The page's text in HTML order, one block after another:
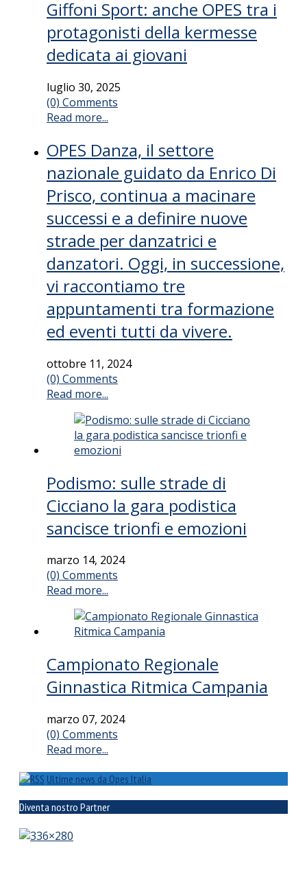
Giffoni Sport: anche OPES tra i
protagonisti della kermesse
dedicata ai giovani
luglio 30, 2025
(0) Comments
Read more...
OPES Danza, il settore
nazionale guidato da Enrico Di
Prisco, continua a macinare
successi e a definire nuove
strade per danzatrici e
danzatori. Oggi, in successione,
vi raccontiamo tre
appuntamenti tra formazione
ed eventi tutti da vivere.
ottobre 11, 2024
(0) Comments
Read more...
Podismo: sulle strade di
Cicciano la gara podistica
sancisce trionfi e emozioni
marzo 14, 2024
(0) Comments
Read more...
Campionato Regionale
Ginnastica Ritmica Campania
marzo 07, 2024
(0) Comments
Read more...
Ultime news da Opes Italia
Diventa nostro Partner